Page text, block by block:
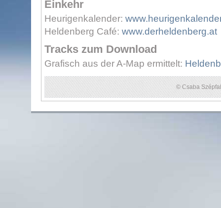
Einkehr
Heurigenkalender:
Heldenberg Café: www.derheldenberg.at
Tracks zum Download
Grafisch aus der A-Map ermittelt:
© Csaba